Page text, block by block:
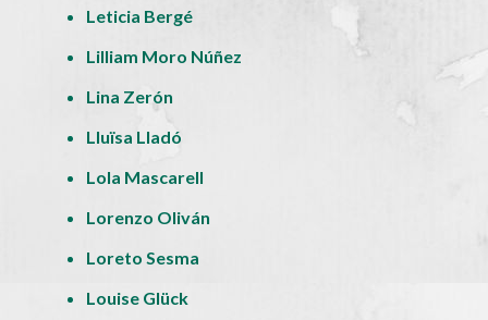
Leticia Bergé
Lilliam Moro Núñez
Lina Zerón
Lluïsa Lladó
Lola Mascarell
Lorenzo Oliván
Loreto Sesma
Louise Glück